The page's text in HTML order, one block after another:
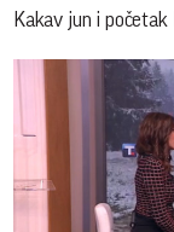
Kakav jun i